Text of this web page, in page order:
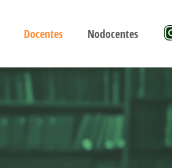
Docentes Nodocentes